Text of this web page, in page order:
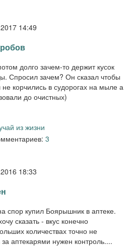
14:49
долго зачем-то держит кусок
Спросил зачем? Он сказал чтобы
корчились в судорогах на мыле а
до очистных)
из жизни
3
18:33
спор купил Боярышник в аптеке.
сказать - вкус конечно
количествах точно не
аптекарями нужен контроль....